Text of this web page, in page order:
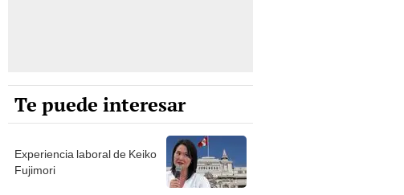
Te puede interesar
Experiencia laboral de Keiko
Fujimori